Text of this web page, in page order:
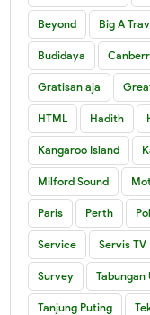
Beyond Big A
Budidaya
Gratisan aja
HTML Hadith
Kangaroo Island
Milford Sound
Paris Perth
Service Servis TV
Survey Tabungan
Tanjung Puting